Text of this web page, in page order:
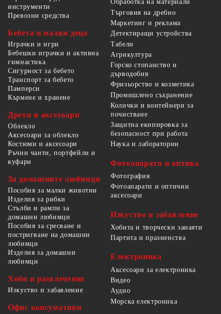
инструменти
Превозни средства
Бебета и малки деца
Играчки и игри
Бебешки играчки и активна
гимнастика
Сигурност за бебето
Транспорт за бебето
Памперси
Кърмене и хранене
Дрехи и аксесоари
Облекло
Аксесоари за облекло
Костюми и аксесоари
Ръчни чанти, портфейли и
куфари
За домашните любимци
Пособия за малки животни
Изделия за рибки
Стълби и рампи за
домашни любимци
Пособия за сресване и
постригване на домашни
любимци
Изделия за домашни
любимци
Хоби и развлечение
Изкуство и забавление
Офис консумативи
Обработка на материали
Търговия на дребно
Маркетинг и реклама
Детектиращи устройства
Табели
Агрикултура
Горско стопанство и
дърводобив
Фризьорство и козметика
Промишлено съхранение
Колички и контейнери за
почистване
Защитна екипировка за
безопасност при работа
Наука и лаборатории
Фотоапарати и оптика
Фотография
Фотоапарати и оптични
аксесоари
Изкуство и забавление
Хобита и творчески занаяти
Партита и празненства
Електроника
Аксесоари за електроника
Видео
Аудио
Морска електроника